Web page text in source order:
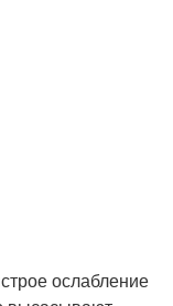
ослабление